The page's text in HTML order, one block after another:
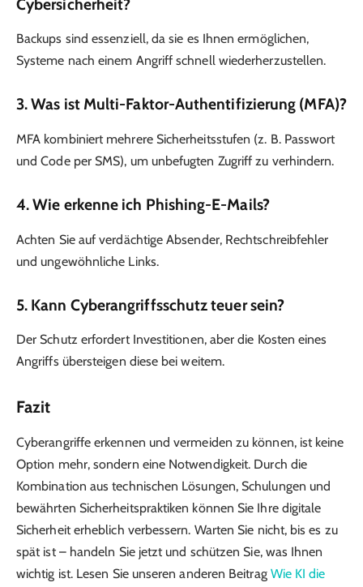
Backups sind essenziell, da sie es Ihnen ermöglichen,
Systeme nach einem Angriff schnell wiederherzustellen.
3. Was ist Multi-Faktor-Authentifizierung (MFA)?
MFA kombiniert mehrere Sicherheitsstufen (z. B. Passwort
und Code per SMS), um unbefugten Zugriff zu verhindern.
4. Wie erkenne ich Phishing-E-Mails?
Achten Sie auf verdächtige Absender, Rechtschreibfehler
und ungewöhnliche Links.
5. Kann Cyberangriffsschutz teuer sein?
Der Schutz erfordert Investitionen, aber die Kosten eines
Angriffs übersteigen diese bei weitem.
Fazit
Cyberangriffe erkennen und vermeiden zu können, ist keine
Option mehr, sondern eine Notwendigkeit. Durch die
Kombination aus technischen Lösungen, Schulungen und
bewährten Sicherheitspraktiken können Sie Ihre digitale
Sicherheit erheblich verbessern. Warten Sie nicht, bis es zu
spät ist – handeln Sie jetzt und schützen Sie, was Ihnen
wichtig ist. Lesen Sie unseren anderen Beitrag Wie KI die